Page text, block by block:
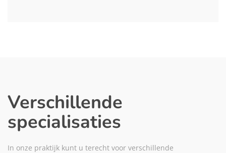
Verschillende
specialisaties
In onze praktijk kunt u terecht voor verschillende